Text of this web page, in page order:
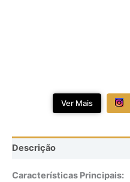
Ver Mais
Descrição
Características Principais: